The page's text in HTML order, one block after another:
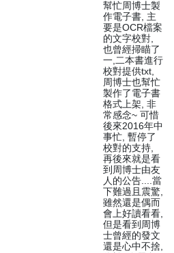
幫忙周博士製
作電子書, 主
要是OCR檔案
的文字校對,
也曾經掃瞄了
一,二本書進行
校對提供txt,
周博士也幫忙
製作了電子書
格式上架, 非
常感念~ 可惜
後來2016年中
事忙, 暫停了
校對的支持,
再後來就是看
到周博士由友
人的公告....當
下難過且震驚,
雖然還是偶而
會上好讀看看,
但是看到周博
士曾經的發文
還是心中不捨,